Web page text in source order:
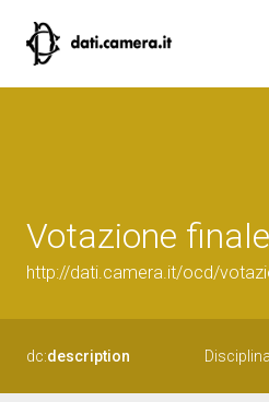
Votazione
http://dati.camera.it/ocd/
dc:description